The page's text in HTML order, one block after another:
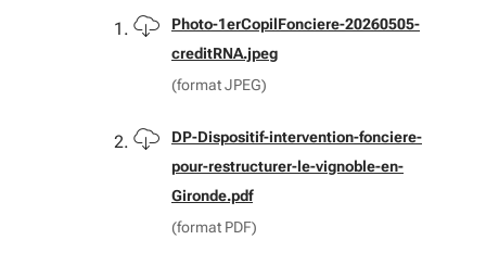
Télécharger
Photo-1erCopilFonciere-20260505-
creditRNA.jpeg
(format JPEG)
Télécharger
DP-Dispositif-intervention-fonciere-
pour-restructurer-le-vignoble-en-
Gironde.pdf
(format PDF)